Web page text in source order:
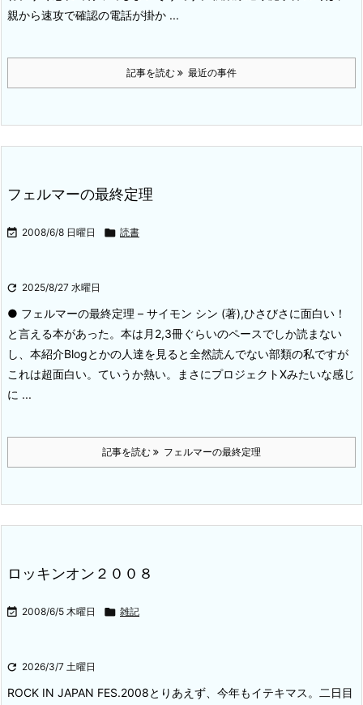
親から速攻で確認の電話が掛か ...
記事を読む 最近の事件
フェルマーの最終定理
 2008/6/8 日曜日  読書
 2025/8/27 水曜日
● フェルマーの最終定理 – サイモン シン (著),ひさびさに面白い！
と言える本があった。本は月2,3冊ぐらいのペースでしか読まない
し、本紹介Blogとかの人達を見ると全然読んでない部類の私ですが
これは超面白い。 ていうか熱い。まさにプロジェクトXみたいな感じ
に ...
記事を読む フェルマーの最終定理
ロッキンオン２００８
 2008/6/5 木曜日  雑記
 2026/3/7 土曜日
ROCK IN JAPAN FES.2008とりあえず、今年もイテキマス。二日目